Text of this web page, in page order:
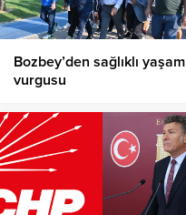
Bozbey’den sağlıklı yaşam
vurgusu